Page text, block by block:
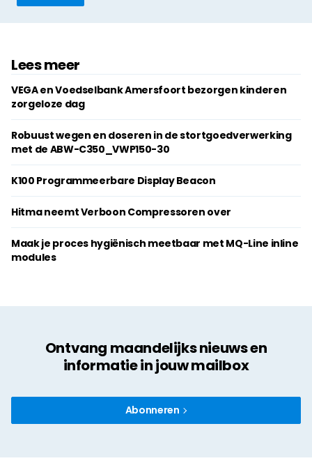
Lees meer
VEGA en Voedselbank Amersfoort bezorgen kinderen
zorgeloze dag
Robuust wegen en doseren in de stortgoedverwerking
met de ABW-C350_VWP150-30
K100 Programmeerbare Display Beacon
Hitma neemt Verboon Compressoren over
Maak je proces hygiënisch meetbaar met MQ-Line inline
modules
Ontvang maandelijks nieuws en
informatie in jouw mailbox
Abonneren